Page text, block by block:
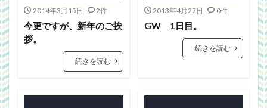
2014年3月15日 2件
今更ですが、新年のご挨
拶。
続きを読む
2013年4月27日 0件
GW 1日目。
続きを読む